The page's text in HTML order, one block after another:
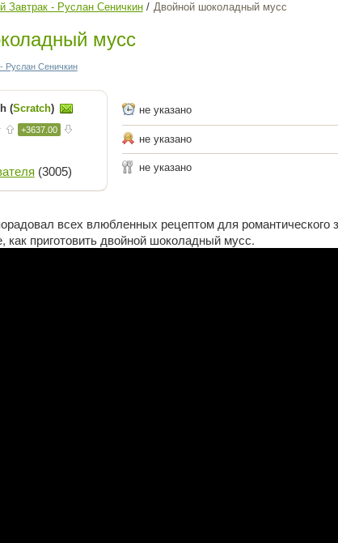
Завтрак - Руслан Сеничкин Двойной шоколадный мусс
мусс
Руслан Сеничкин
(Scratch)
+3637.00
(3005)
не указано
не указано
не указано
всех влюбленных рецептом для романтического
как приготовить двойной шоколадный мусс.